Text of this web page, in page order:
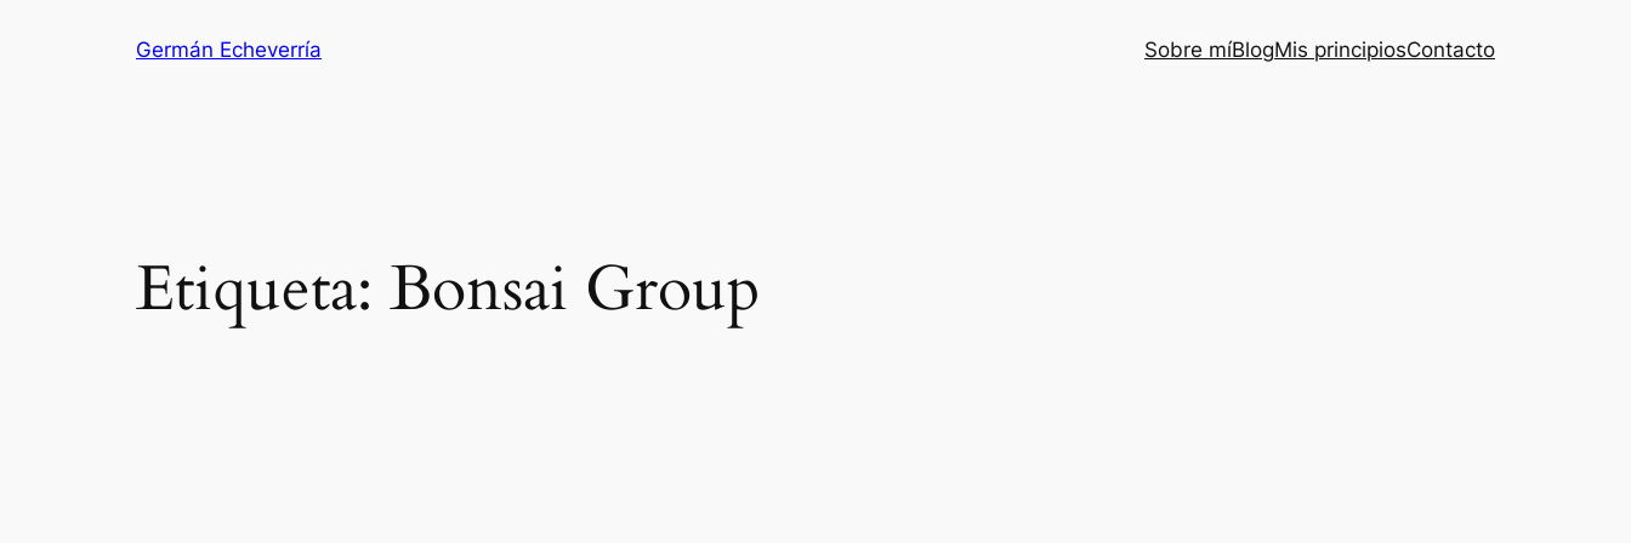
Germán Echeverría Sobre míBlogMis principiosContacto
Etiqueta: Bonsai Group